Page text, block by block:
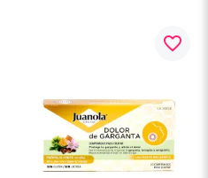
favorite_border